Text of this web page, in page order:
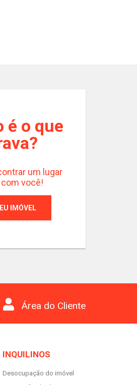
Apartamento 3
é o que
um lugar
você!
IMÓVEL
Área do Cliente
INQUILINOS
Desocupação do imóvel